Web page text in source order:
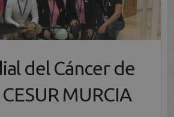
del Cáncer de
MURCIA